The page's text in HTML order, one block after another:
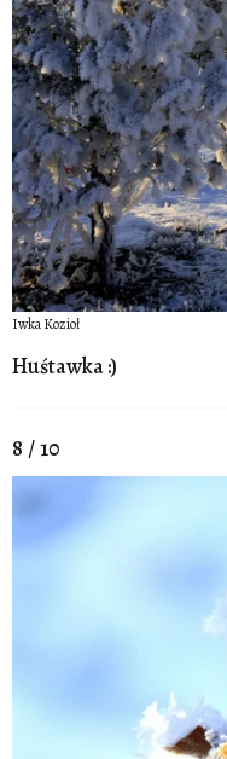
Iwka Kozioł
Huśtawka :)
8 / 10